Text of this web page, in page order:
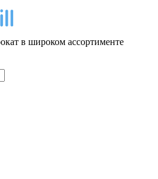
в широком ассортименте